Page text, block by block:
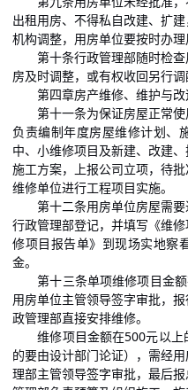
出租用房、不得私自改建、扩
机构调整，用房单位要按时办理
第十条行政管理部随时检查
房及时调整，或有权收回另行调
第四章房产维修、维护与改
第十一条为保证房屋正常使
负责编制年度房屋维修计划、
中、小维修项目及新建、改建
施工方案，上报公司立项，待
维修单位进行工程项目实施。
第十二条用房单位房屋需要
行政管理部登记，并填写《维
修项目报告单》到现场实地察
金。
第十三条单项维修项目金额
用房单位主管领导签字审批，
政管理部直接安排维修。
维修项目金额在500元以上
的要由设计部门论证），需经
理部主管领导签字审批，最后